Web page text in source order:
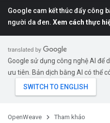
Google cam kết thúc đẩy công
người da đen. Xem cách thực
Google sử dụng công nghệ AI để
ưu tiên. Bản dịch bằng AI có thể
OpenWeave Tham khảo